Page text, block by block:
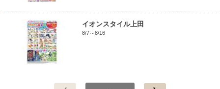
イオンスタイル上田
8/7～8/16